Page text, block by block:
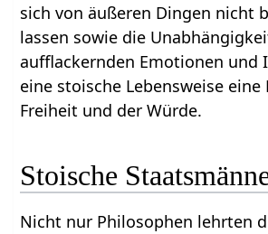
sich von äußeren Dingen nicht
lassen sowie die
aufflackernden Emotionen und
eine stoische Lebensweise eine
Freiheit und der Würde.
Stoische
Nicht nur Philosophen lehrten